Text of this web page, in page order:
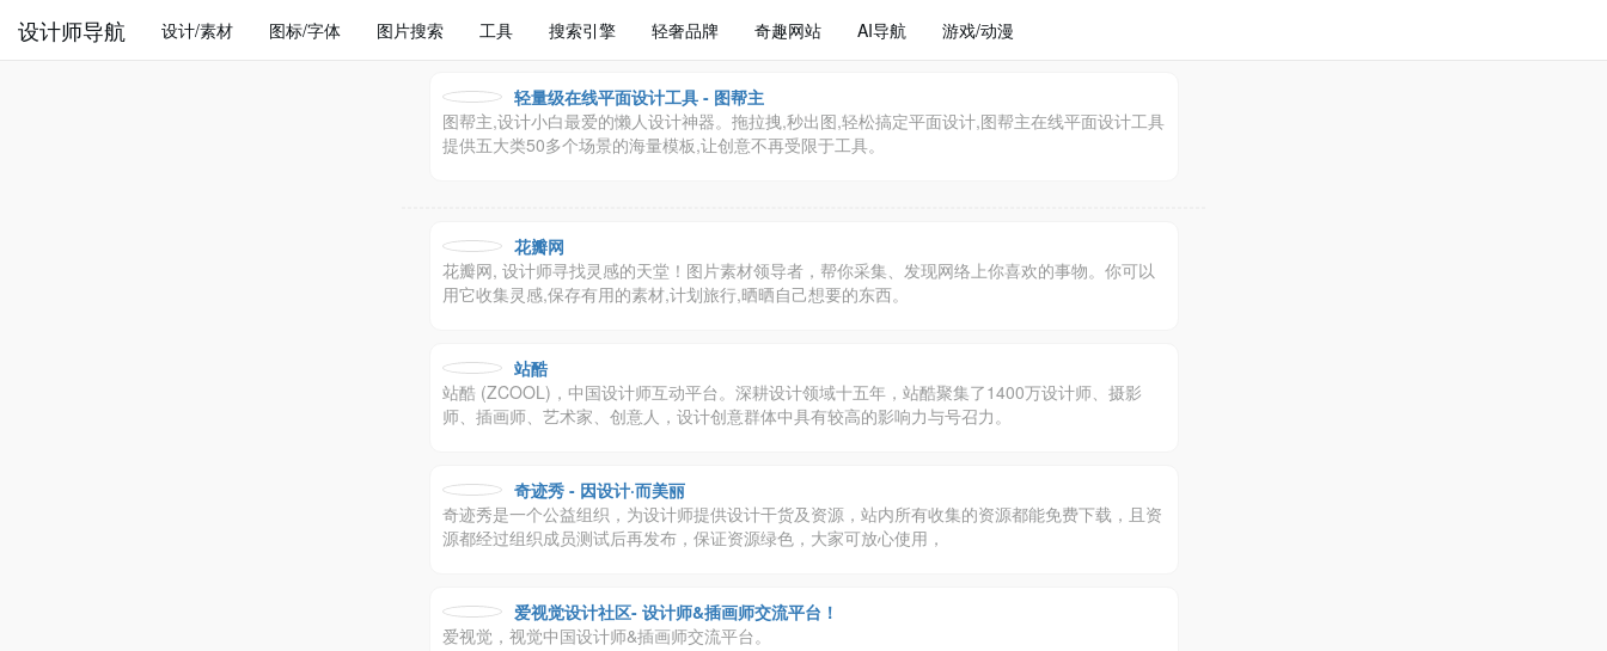
设计师导航 设计/素材 图标/字体 图片搜索 工具 搜索引擎 轻奢品牌 奇趣网站 AI导航 游戏/动漫
轻量级在线平面设计工具 - 图帮主
图帮主,设计小白最爱的懒人设计神器。拖拉拽,秒出图,轻松搞定平面设计,图帮主在线平面设计工具
提供五大类50多个场景的海量模板,让创意不再受限于工具。
花瓣网
花瓣网, 设计师寻找灵感的天堂！图片素材领导者，帮你采集、发现网络上你喜欢的事物。你可以
用它收集灵感,保存有用的素材,计划旅行,晒晒自己想要的东西。
站酷
站酷 (ZCOOL)，中国设计师互动平台。深耕设计领域十五年，站酷聚集了1400万设计师、摄影
师、插画师、艺术家、创意人，设计创意群体中具有较高的影响力与号召力。
奇迹秀 - 因设计·而美丽
奇迹秀是一个公益组织，为设计师提供设计干货及资源，站内所有收集的资源都能免费下载，且资
源都经过组织成员测试后再发布，保证资源绿色，大家可放心使用，
爱视觉设计社区- 设计师&插画师交流平台！
爱视觉，视觉中国设计师&插画师交流平台。